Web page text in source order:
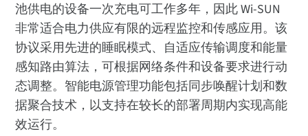
池供电的设备一次充电可工作多年，因此 Wi-SUN
非常适合电力供应有限的远程监控和传感应用。该
协议采用先进的睡眠模式、自适应传输调度和能量
感知路由算法，可根据网络条件和设备要求进行动
态调整。智能电源管理功能包括同步唤醒计划和数
据聚合技术，以支持在较长的部署周期内实现高能
效运行。